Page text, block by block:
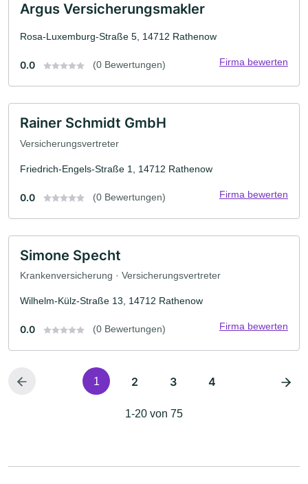
Argus Versicherungsmakler
Rosa-Luxemburg-Straße 5, 14712 Rathenow
0.0 (0 Bewertungen) Firma bewerten
Rainer Schmidt GmbH
Versicherungsvertreter
Friedrich-Engels-Straße 1, 14712 Rathenow
0.0 (0 Bewertungen) Firma bewerten
Simone Specht
Krankenversicherung · Versicherungsvertreter
Wilhelm-Külz-Straße 13, 14712 Rathenow
0.0 (0 Bewertungen) Firma bewerten
1 2 3 4
1-20 von 75